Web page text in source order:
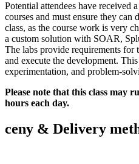
Potential attendees have received
courses and must ensure they
class, as the course work is very
a custom solution with SOAR,
The labs provide requirements for
and execute the development.
experimentation, and problem-
Please note that this class may
hours each day.
ceny & Delivery